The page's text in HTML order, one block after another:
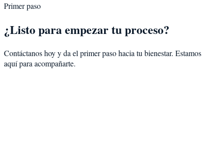
Primer paso
¿Listo para empezar tu proceso?
Contáctanos hoy y da el primer paso hacia tu bienestar. Estamos
aquí para acompañarte.